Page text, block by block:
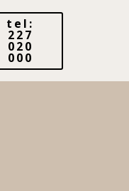
tel:
227
020
000